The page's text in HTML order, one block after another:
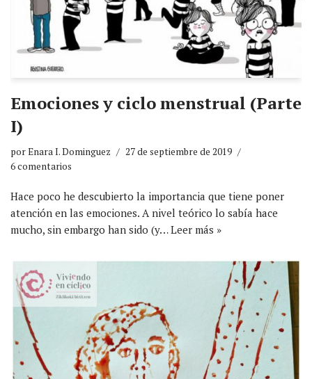
Emociones y ciclo menstrual (Parte
I)
porEnara I. Dominguez
27 de septiembre de 2019
6 comentarios
Hace poco he descubierto la importancia que tiene poner
atención en las emociones. A nivel teórico lo sabía hace
mucho, sin embargo han sido (y…Leer más »